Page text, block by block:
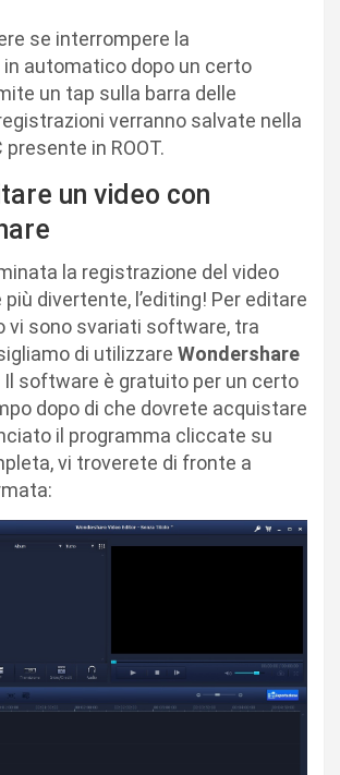
se interrompere la
automatico dopo un certo
un tap sulla barra delle
verranno salvate nella
presente in ROOT.
un video con
la registrazione del video
divertente, l’editing! Per editare
vi sono svariati software, tra
di utilizzare Wondershare
Il software è gratuito per un certo
dopo di che dovrete acquistare
il programma cliccate su
vi troverete di fronte a